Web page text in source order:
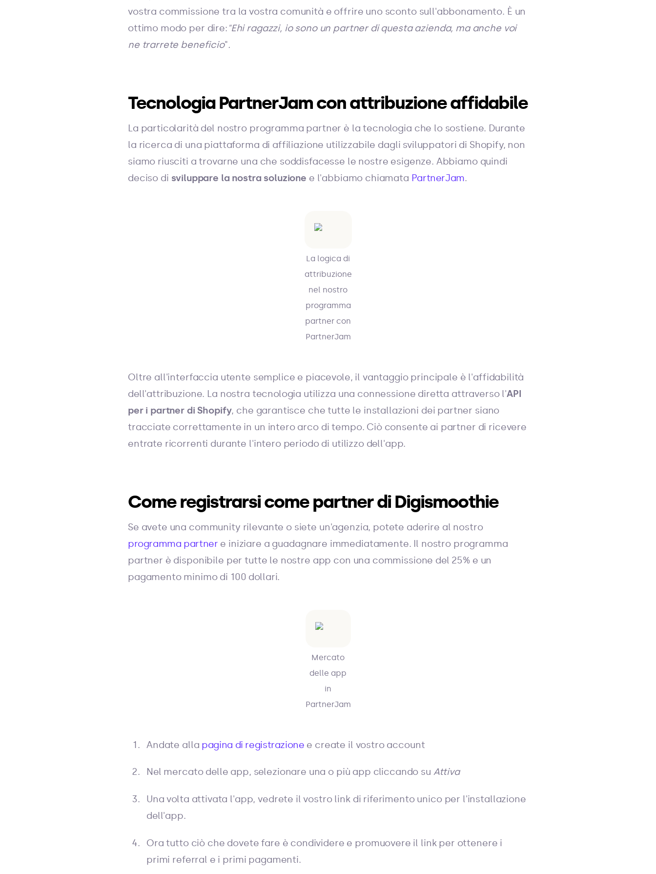
vostra commissione tra la vostra comunità e offrire uno sconto sull'abbonamento. È un
ottimo modo per dire: "Ehi ragazzi, io sono un partner di questa azienda, ma anche voi
ne trarrete beneficio".
Tecnologia PartnerJam con attribuzione affidabile
La particolarità del nostro programma partner è la tecnologia che lo sostiene. Durante
la ricerca di una piattaforma di affiliazione utilizzabile dagli sviluppatori di Shopify, non
siamo riusciti a trovarne una che soddisfacesse le nostre esigenze. Abbiamo quindi
deciso di sviluppare la nostra soluzione e l'abbiamo chiamata PartnerJam.
La logica di
attribuzione
nel nostro
programma
partner con
PartnerJam
Oltre all'interfaccia utente semplice e piacevole, il vantaggio principale è l'affidabilità
dell'attribuzione. La nostra tecnologia utilizza una connessione diretta attraverso l'API
per i partner di Shopify, che garantisce che tutte le installazioni dei partner siano
tracciate correttamente in un intero arco di tempo. Ciò consente ai partner di ricevere
entrate ricorrenti durante l'intero periodo di utilizzo dell'app.
Come registrarsi come partner di Digismoothie
Se avete una community rilevante o siete un'agenzia, potete aderire al nostro
programma partner e iniziare a guadagnare immediatamente. Il nostro programma
partner è disponibile per tutte le nostre app con una commissione del 25% e un
pagamento minimo di 100 dollari.
Mercato
delle app
in
PartnerJam
Andate alla pagina di registrazione e create il vostro account
Nel mercato delle app, selezionare una o più app cliccando su Attiva
Una volta attivata l'app, vedrete il vostro link di riferimento unico per l'installazione
dell'app.
Ora tutto ciò che dovete fare è condividere e promuovere il link per ottenere i
primi referral e i primi pagamenti.